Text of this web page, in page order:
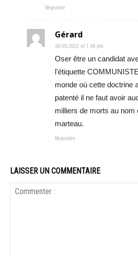
Répondre
Gérard
24/05/2022 at 1:04 pm
Oser être un candidat
l’étiquette
monde où cette doctrine
patenté il ne faut avoir
milliers de morts au nom
marteau.
Répondre
LAISSER UN COMMENTAIRE